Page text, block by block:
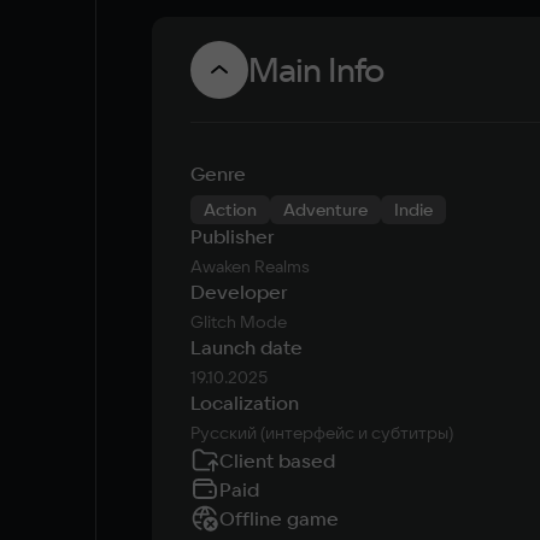
Main Info
Genre
Action Adventure Indie
Publisher
Awaken Realms
Developer
Glitch Mode
Launch date
19.10.2025
Localization
Русский (интерфейс и субтитры)
Client based
Paid
Offline game